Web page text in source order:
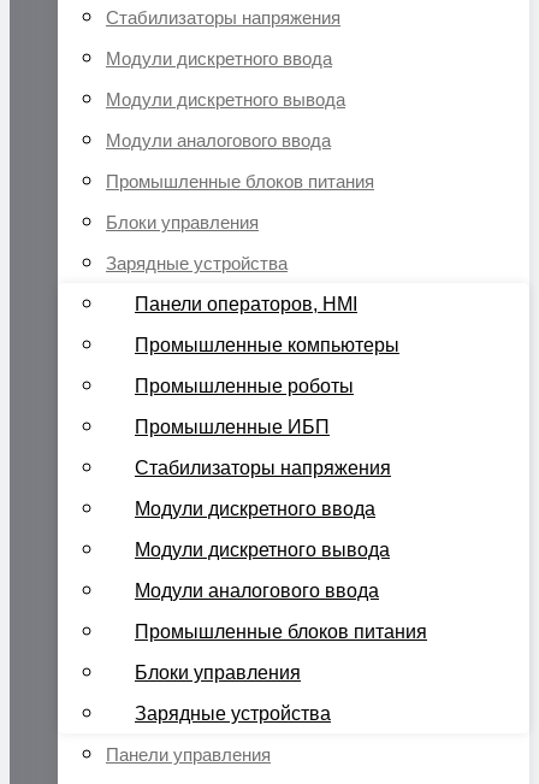
Стабилизаторы напряжения
Модули дискретного ввода
Модули дискретного вывода
Модули аналогового ввода
Промышленные блоков питания
Блоки управления
Зарядные устройства
Панели операторов, HMI
Промышленные компьютеры
Промышленные роботы
Промышленные ИБП
Стабилизаторы напряжения
Модули дискретного ввода
Модули дискретного вывода
Модули аналогового ввода
Промышленные блоков питания
Блоки управления
Зарядные устройства
Панели управления